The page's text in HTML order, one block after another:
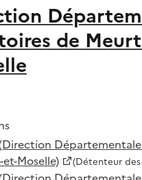
de
Moselle)
(Détenteur